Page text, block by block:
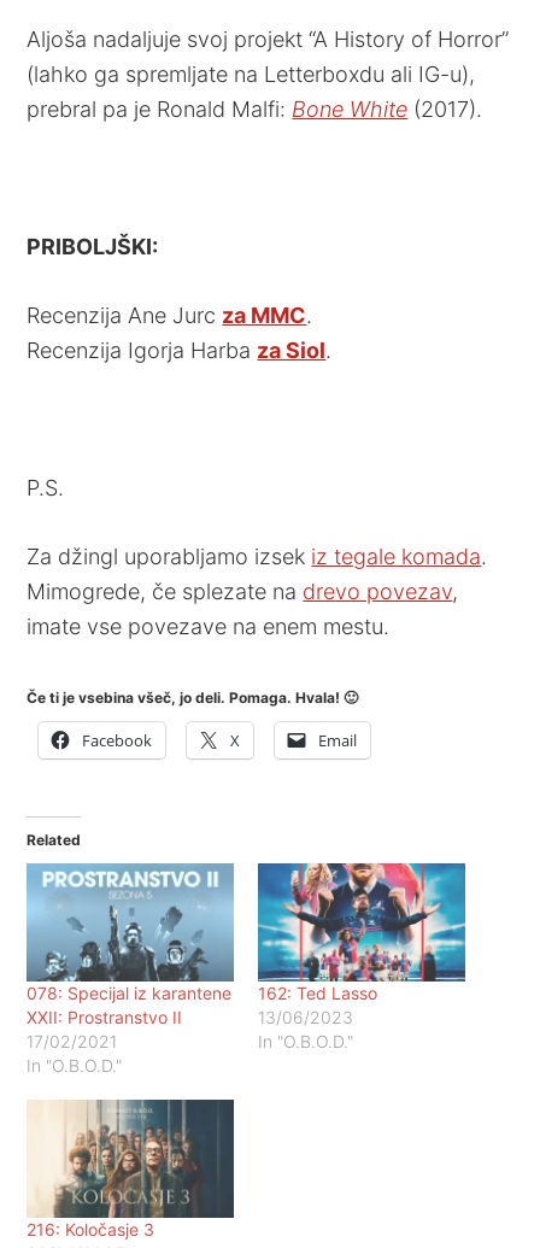
Aljoša nadaljuje svoj projekt “A History of Horror”
(lahko ga spremljate na Letterboxdu ali IG-u),
prebral pa je Ronald Malfi: Bone White (2017).
PRIBOLJŠKI:
Recenzija Ane Jurc za MMC.
Recenzija Igorja Harba za Siol.
P.S.
Za džingl uporabljamo izsek iz tegale komada.
Mimogrede, če splezate na drevo povezav,
imate vse povezave na enem mestu.
Če ti je vsebina všeč, jo deli. Pomaga. Hvala! 🙂
Facebook X Email
Related
078: Specijal iz karantene
XXII: Prostranstvo II
17/02/2021
In "O.B.O.D."
162: Ted Lasso
13/06/2023
In "O.B.O.D."
216: Koločasje 3